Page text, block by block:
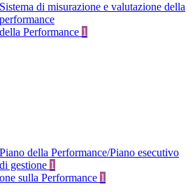
Sistema di misurazione e valutazione della
performance
Performance 1
Piano della Performance/Piano esecutivo
di gestione 1
sulla Performance 1